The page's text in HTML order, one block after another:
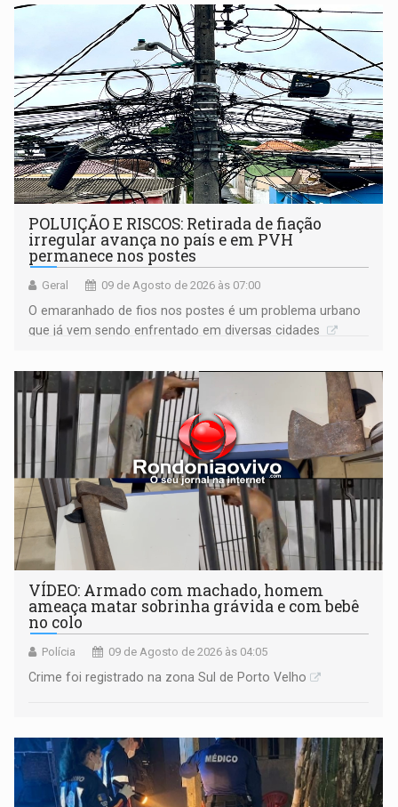
POLUIÇÃO E RISCOS: Retirada de fiação
irregular avança no país e em PVH
permanece nos postes
Geral 09 de Agosto de 2026 às 07:00
O emaranhado de fios nos postes é um problema urbano
que já vem sendo enfrentado em diversas cidades
VÍDEO: Armado com machado, homem
ameaça matar sobrinha grávida e com bebê
no colo
Polícia 09 de Agosto de 2026 às 04:05
Crime foi registrado na zona Sul de Porto Velho